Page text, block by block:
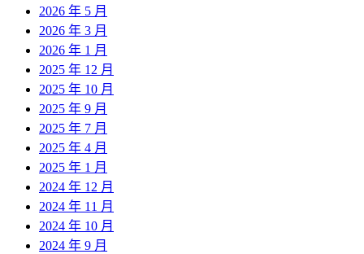
2026 年 5 月
2026 年 3 月
2026 年 1 月
2025 年 12 月
2025 年 10 月
2025 年 9 月
2025 年 7 月
2025 年 4 月
2025 年 1 月
2024 年 12 月
2024 年 11 月
2024 年 10 月
2024 年 9 月